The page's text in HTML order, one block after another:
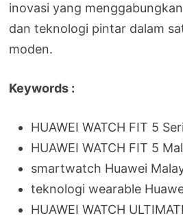
inovasi yang
dan teknologi pintar dalam
moden.
Keywords :
HUAWEI WATCH FIT 5
HUAWEI WATCH FIT 5
smartwatch Huawei
teknologi wearable
HUAWEI WATCH